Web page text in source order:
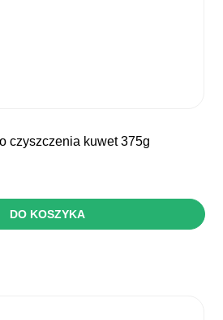
czyszczenia kuwet 375g
DO KOSZYKA